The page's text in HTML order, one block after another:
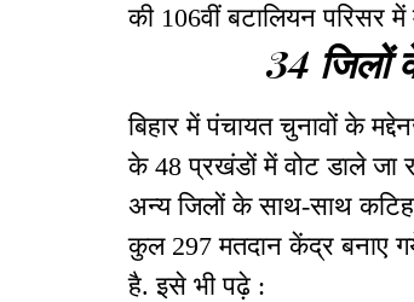
की 106वीं बटालियन परिसर
34 जिलों
बिहार में पंचायत चुनावों के
के 48 प्रखंडों में वोट डाले जा
अन्य जिलों के साथ-साथ
कुल 297 मतदान केंद्र बनाए
है. इसे भी पढ़े :